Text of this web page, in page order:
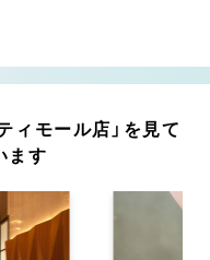
ィモール店」を見て
ます